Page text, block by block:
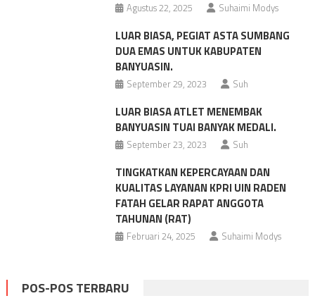
Agustus 22, 2025 Suhaimi Modys
LUAR BIASA, PEGIAT ASTA SUMBANG
DUA EMAS UNTUK KABUPATEN
BANYUASIN.
September 29, 2023 Suh
LUAR BIASA ATLET MENEMBAK
BANYUASIN TUAI BANYAK MEDALI.
September 23, 2023 Suh
TINGKATKAN KEPERCAYAAN DAN
KUALITAS LAYANAN KPRI UIN RADEN
FATAH GELAR RAPAT ANGGOTA
TAHUNAN (RAT)
Februari 24, 2025 Suhaimi Modys
POS-POS TERBARU